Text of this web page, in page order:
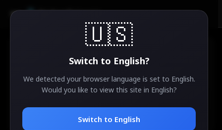
🇺🇸
Switch to English?
We detected your browser language is set to English.
Would you like to view this site in English?
Switch to English
AirdropSniper.io
CrunchDAO
Multi-chain